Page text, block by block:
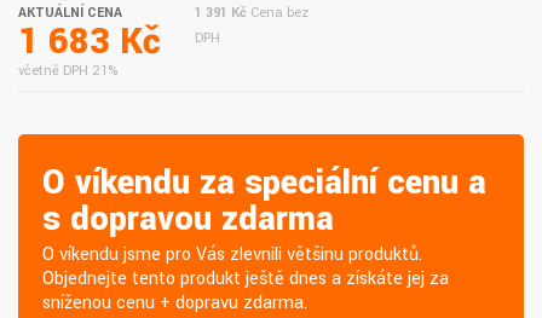
AKTUÁLNÍ CENA
1 683 Kč
včetně DPH 21%
1 391 Kč Cena bez
DPH
O víkendu za speciální cenu a
s dopravou zdarma
O víkendu jsme pro Vás zlevnili většinu produktů.
Objednejte tento produkt ještě dnes a získáte jej za
sníženou cenu + dopravu zdarma.